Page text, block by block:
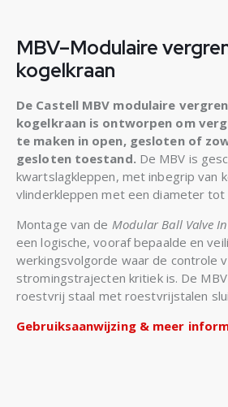
MBV–Modulaire
kogelkraan
De Castell MBV modulaire
kogelkraan is ontworpen om
te maken in open, gesloten of
gesloten toestand. De MBV is
kwartslagkleppen, met inbegrip van
vlinderkleppen met een diameter tot
Montage van de Modular Ball Valve
een logische, vooraf bepaalde en
werkingsvolgorde waar de controle
stromingstrajecten kritiek is. De
roestvrij staal met roestvrijstalen
Gebruiksaanwijzing & meer